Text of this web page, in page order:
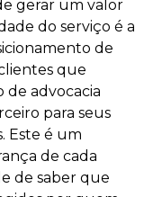
gerar um valor
do serviço é a
de
que
de advocacia
para seus
Este é um
de cada
de saber que